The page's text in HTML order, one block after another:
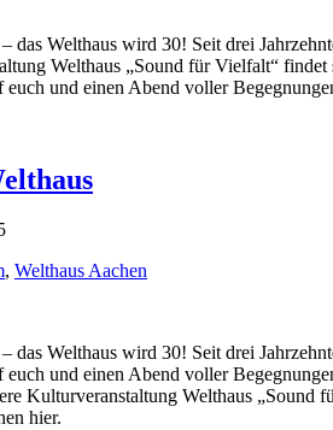
das Welthaus wird 30! Seit drei
Welthaus „Sound für Vielfalt“ findet
euch und einen Abend voller
, Welthaus Aachen
das Welthaus wird 30! Seit drei
euch und einen Abend voller
Kulturveranstaltung Welthaus „Sound
hier.